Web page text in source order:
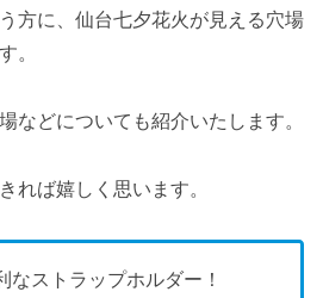
方に、仙台七夕花火が見える穴場
。
などについても紹介いたします。
れば嬉しく思います。
ストラップホルダー！